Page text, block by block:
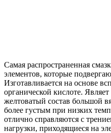
Самая распространенная
элементов, которые
Изготавливается на основе
органической кислоте.
желтоватый состав большой
более густым при низких
отлично справляются с
нагрузки, приходящиеся на